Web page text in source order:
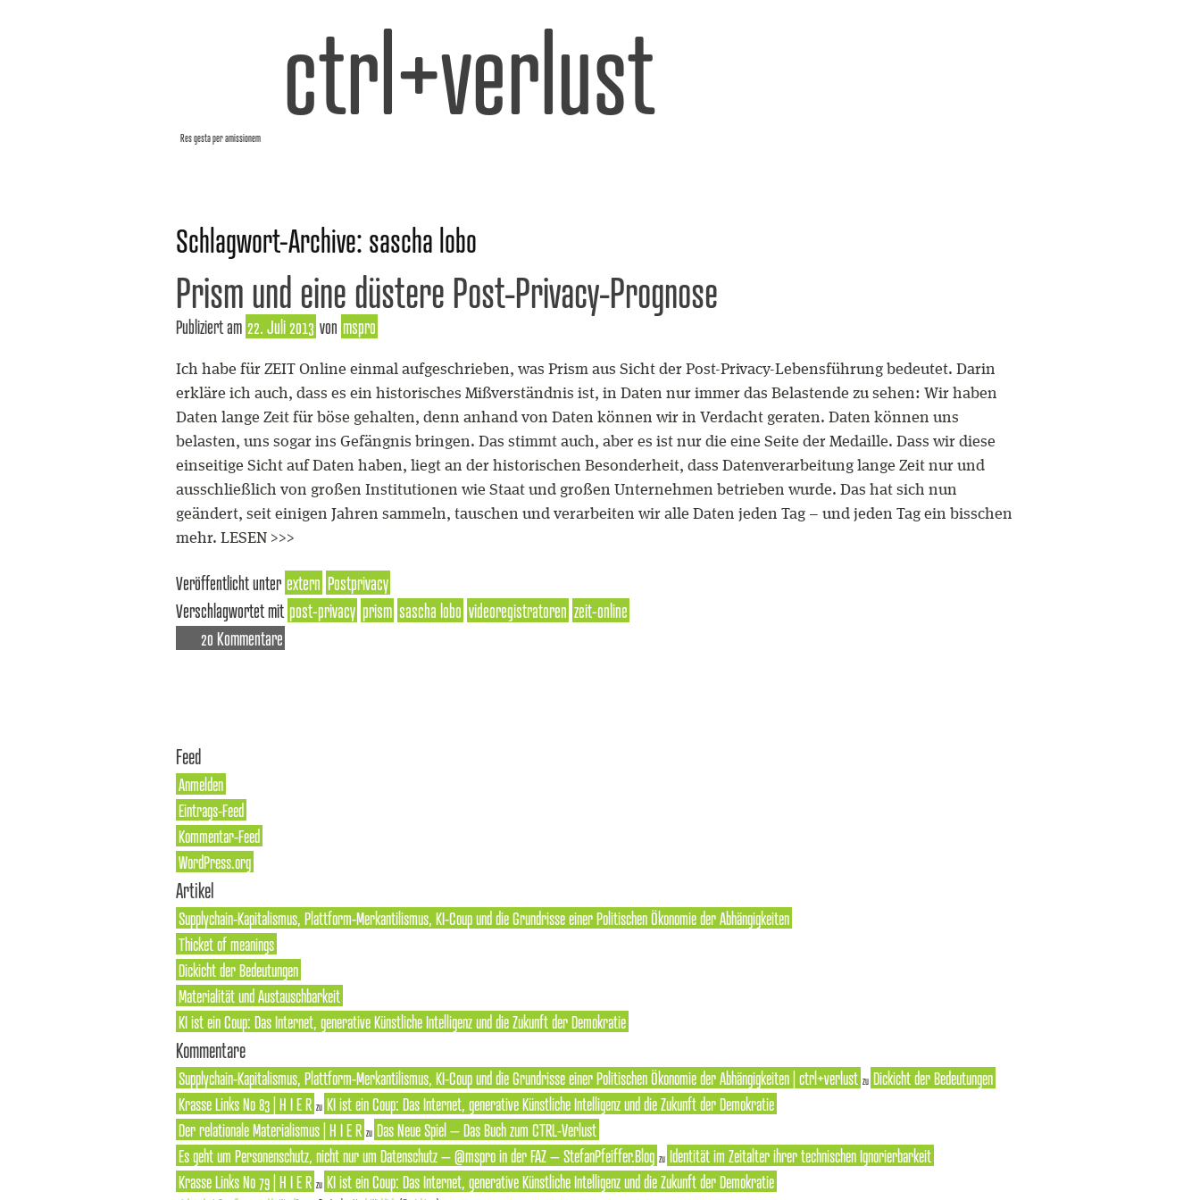
ctrl+verlust
Res gesta per amissionem
Schlagwort-Archive:sascha lobo
Prism und eine düstere Post-Privacy-Prognose
Publiziert am 22. Juli 2013 von mspro
Ich habe für ZEIT Online einmal aufgeschrieben, was Prism aus Sicht der Post-Privacy-Lebensführung bedeutet. Darin
erkläre ich auch, dass es ein historisches Mißverständnis ist, in Daten nur immer das Belastende zu sehen: Wir haben
Daten lange Zeit für böse gehalten, denn anhand von Daten können wir in Verdacht geraten. Daten können uns
belasten, uns sogar ins Gefängnis bringen. Das stimmt auch, aber es ist nur die eine Seite der Medaille. Dass wir diese
einseitige Sicht auf Daten haben, liegt an der historischen Besonderheit, dass Datenverarbeitung lange Zeit nur und
ausschließlich von großen Institutionen wie Staat und großen Unternehmen betrieben wurde. Das hat sich nun
geändert, seit einigen Jahren sammeln, tauschen und verarbeiten wir alle Daten jeden Tag – und jeden Tag ein bisschen
mehr. LESEN >>>
Veröffentlicht unter extern Postprivacy
Verschlagwortet mit post-privacy prism sascha lobo videoregistratoren zeit-online
20 Kommentare
Feed
Anmelden
Eintrags-Feed
Kommentar-Feed
WordPress.org
Artikel
Supplychain-Kapitalismus, Plattform-Merkantilismus, KI-Coup und die Grundrisse einer Politischen Ökonomie der Abhängigkeiten
Thicket of meanings
Dickicht der Bedeutungen
Materialität und Austauschbarkeit
KI ist ein Coup: Das Internet, generative Künstliche Intelligenz und die Zukunft der Demokratie
Kommentare
Supplychain-Kapitalismus, Plattform-Merkantilismus, KI-Coup und die Grundrisse einer Politischen Ökonomie der Abhängigkeiten | ctrl+verlust zu Dickicht der Bedeutungen
Krasse Links No 83 | H I E R zu KI ist ein Coup: Das Internet, generative Künstliche Intelligenz und die Zukunft der Demokratie
Der relationale Materialismus | H I E R zu Das Neue Spiel – Das Buch zum CTRL-Verlust
Es geht um Personenschutz, nicht nur um Datenschutz – @mspro in der FAZ – StefanPfeiffer.Blog zu Identität im Zeitalter ihrer technischen Ignorierbarkeit
Krasse Links No 79 | H I E R zu KI ist ein Coup: Das Internet, generative Künstliche Intelligenz und die Zukunft der Demokratie